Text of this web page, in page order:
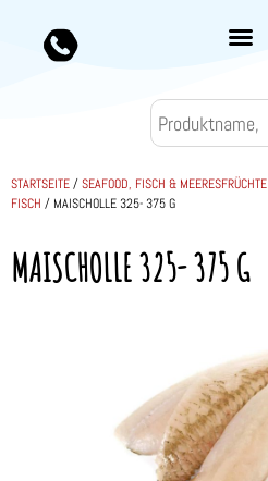
STARTSEITE/SEAFOOD, FISCH & MEERESFRÜCHTE
FISCH / MAISCHOLLE 325- 375 G
MAISCHOLLE 325- 375 G